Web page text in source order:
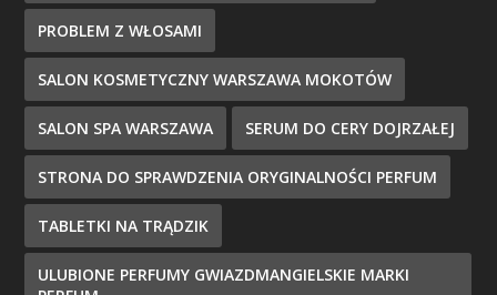
PROBLEM Z WŁOSAMI
SALON KOSMETYCZNY WARSZAWA MOKOTÓW
SALON SPA WARSZAWA SERUM DO CERY DOJRZAŁEJ
STRONA DO SPRAWDZENIA ORYGINALNOŚCI PERFUM
TABLETKI NA TRĄDZIK
ULUBIONE PERFUMY GWIAZDMANGIELSKIE MARKI